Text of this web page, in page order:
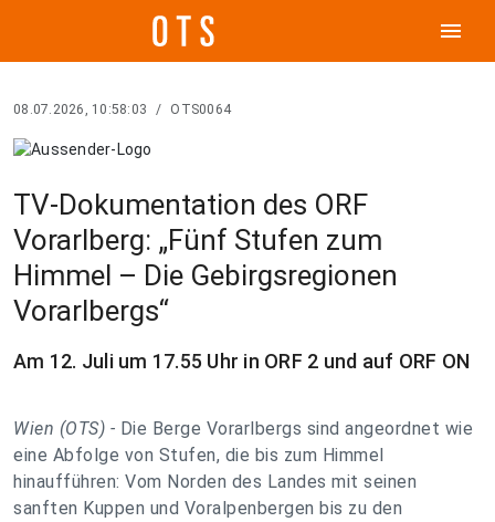
menu
08.07.2026, 10:58:03 / OTS0064
TV-Dokumentation des ORF
Vorarlberg: „Fünf Stufen zum
Himmel – Die Gebirgsregionen
Vorarlbergs“
Am 12. Juli um 17.55 Uhr in ORF 2 und auf ORF ON
Wien (OTS) - Die Berge Vorarlbergs sind angeordnet wie
eine Abfolge von Stufen, die bis zum Himmel
hinaufführen: Vom Norden des Landes mit seinen
sanften Kuppen und Voralpenbergen bis zu den